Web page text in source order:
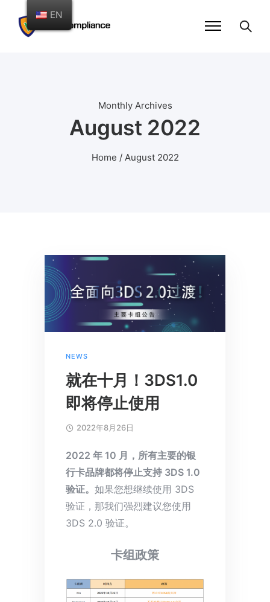
Monthly Archives
August 2022
Home / August 2022
NEWS
就在十月！3DS1.0
即将停止使用
2022年8月26日
2022 年 10 月，所有主要的银
行卡品牌都将停止支持 3DS 1.0
验证。 如果您想继续使用 3DS
验证，那我们强烈建议您使用
3DS 2.0 验证。
卡组政策
EN